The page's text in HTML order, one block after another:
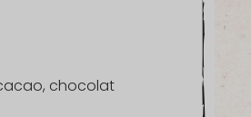
chocolat